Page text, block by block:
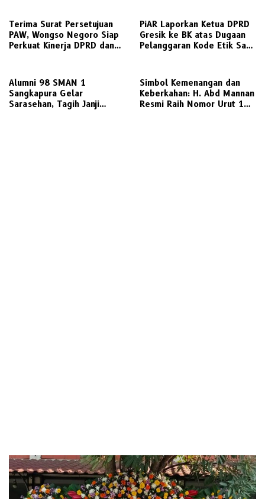
Terima Surat Persetujuan
PAW, Wongso Negoro Siap
Perkuat Kinerja DPRD dan
PiAR Laporkan Ketua DPRD
Gresik ke BK atas Dugaan
Pelanggaran Kode Etik Saat
Alumni 98 SMAN 1
Sangkapura Gelar
Sarasehan, Tagih Janji
Simbol Kemenangan dan
Keberkahan: H. Abd Mannan
Resmi Raih Nomor Urut 1